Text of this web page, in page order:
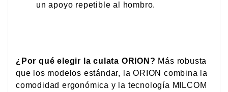
un apoyo repetible al hombro.
¿Por qué elegir la culata ORION? Más robusta
que los modelos estándar, la ORION combina la
comodidad ergonómica y la tecnología MILCOM